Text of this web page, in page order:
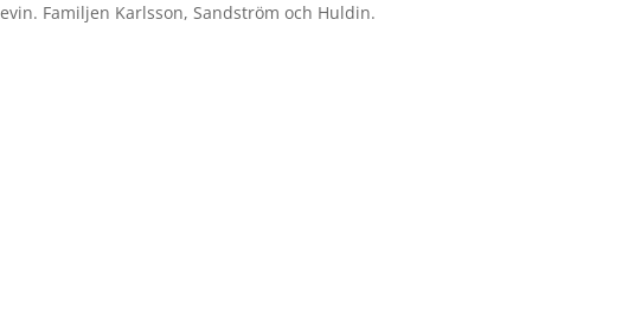
Familjen Karlsson, Sandström och Huldin.